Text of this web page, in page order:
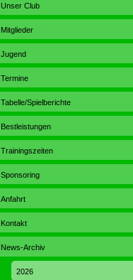
Unser Club
Mitglieder
Jugend
Termine
Tabelle/Spielberichte
Bestleistungen
Trainingszeiten
Sponsoring
Anfahrt
Kontakt
News-Archiv
2026